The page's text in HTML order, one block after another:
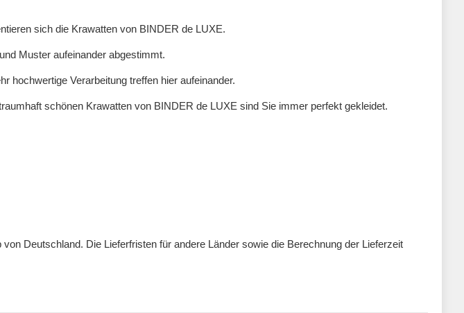
sich die Krawatten von BINDER de LUXE.
Muster aufeinander abgestimmt.
hochwertige Verarbeitung treffen hier aufeinander.
schönen Krawatten von BINDER de LUXE sind Sie immer perfekt gekleidet.
Deutschland. Die Lieferfristen für andere Länder sowie die Berechnung der Lieferzeit